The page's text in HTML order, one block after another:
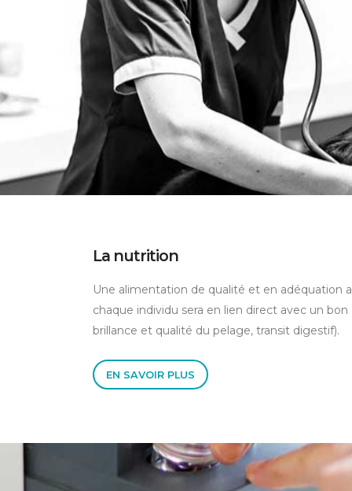
La nutrition
Une alimentation de qualité et en adéquation
chaque individu sera en lien direct avec un
brillance et qualité du pelage, transit digestif).
EN SAVOIR PLUS